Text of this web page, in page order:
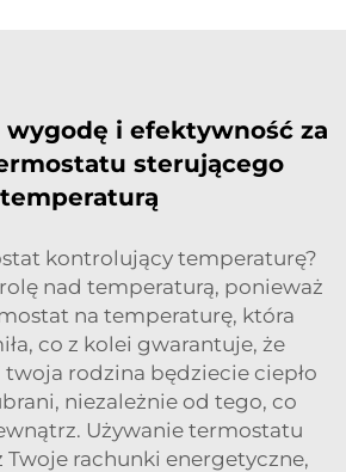
wygodę i efektywność za
sterującego
temperaturą
kontrolujący temperaturę?
nad temperaturą, ponieważ
na temperaturę, która
co z kolei gwarantuje, że
twoja rodzina będziecie ciepło
niezależnie od tego, co
Używanie termostatu
rachunki energetyczne,